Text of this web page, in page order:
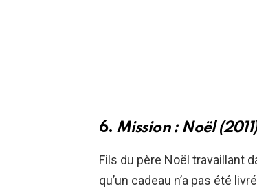
6. Mission : Noël (2011)
Fils du père Noël travaillant
qu’un cadeau n’a pas été